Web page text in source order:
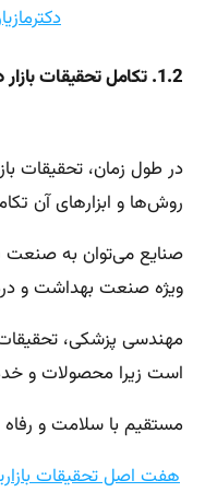
1.2. تکامل تحقیقات بازار در صنایع مختلف
در طول زمان، تحقیقات
روش‌ها و ابزارهای آن
صنایع می‌توان به صنعت
ویژه صنعت بهداشت و
مهندسی پزشکی، تحقیقات
است زیرا محصولات و
مستقیم با سلامت و
هفت اصل تحقیقات